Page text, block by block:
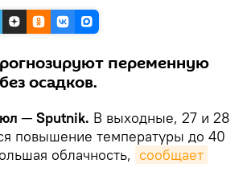
переменную
осадков.
─ Sputnik. В выходные, 27 и 28
повышение температуры до 40
облачность, сообщает